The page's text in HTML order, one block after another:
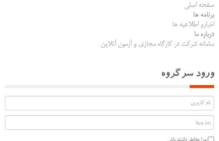
صفحه اصلی
برنامه ها
اخبارو اطلاعیه ها
درباره ما
سامانه شرکت در کارگاه مجازی و آزمون آنلاین
ورود سرگروه